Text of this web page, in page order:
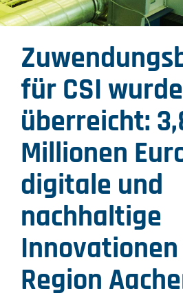
für CSI
überreicht:
Millionen
digitale und
nachhaltige
Region